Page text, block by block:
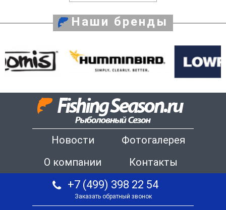
Наши бренды
Новости
Фотогалерея
О компании
Контакты
+7 (499) 398 22 54
Заказать обратный звонок